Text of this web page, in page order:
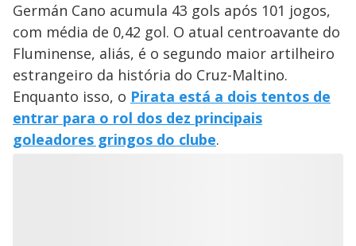
Germán Cano acumula 43 gols após 101 jogos,
com média de 0,42 gol. O atual centroavante do
Fluminense, aliás, é o segundo maior artilheiro
estrangeiro da história do Cruz-Maltino.
Enquanto isso, o Pirata está a dois tentos de
entrar para o rol dos dez principais
goleadores gringos do clube.